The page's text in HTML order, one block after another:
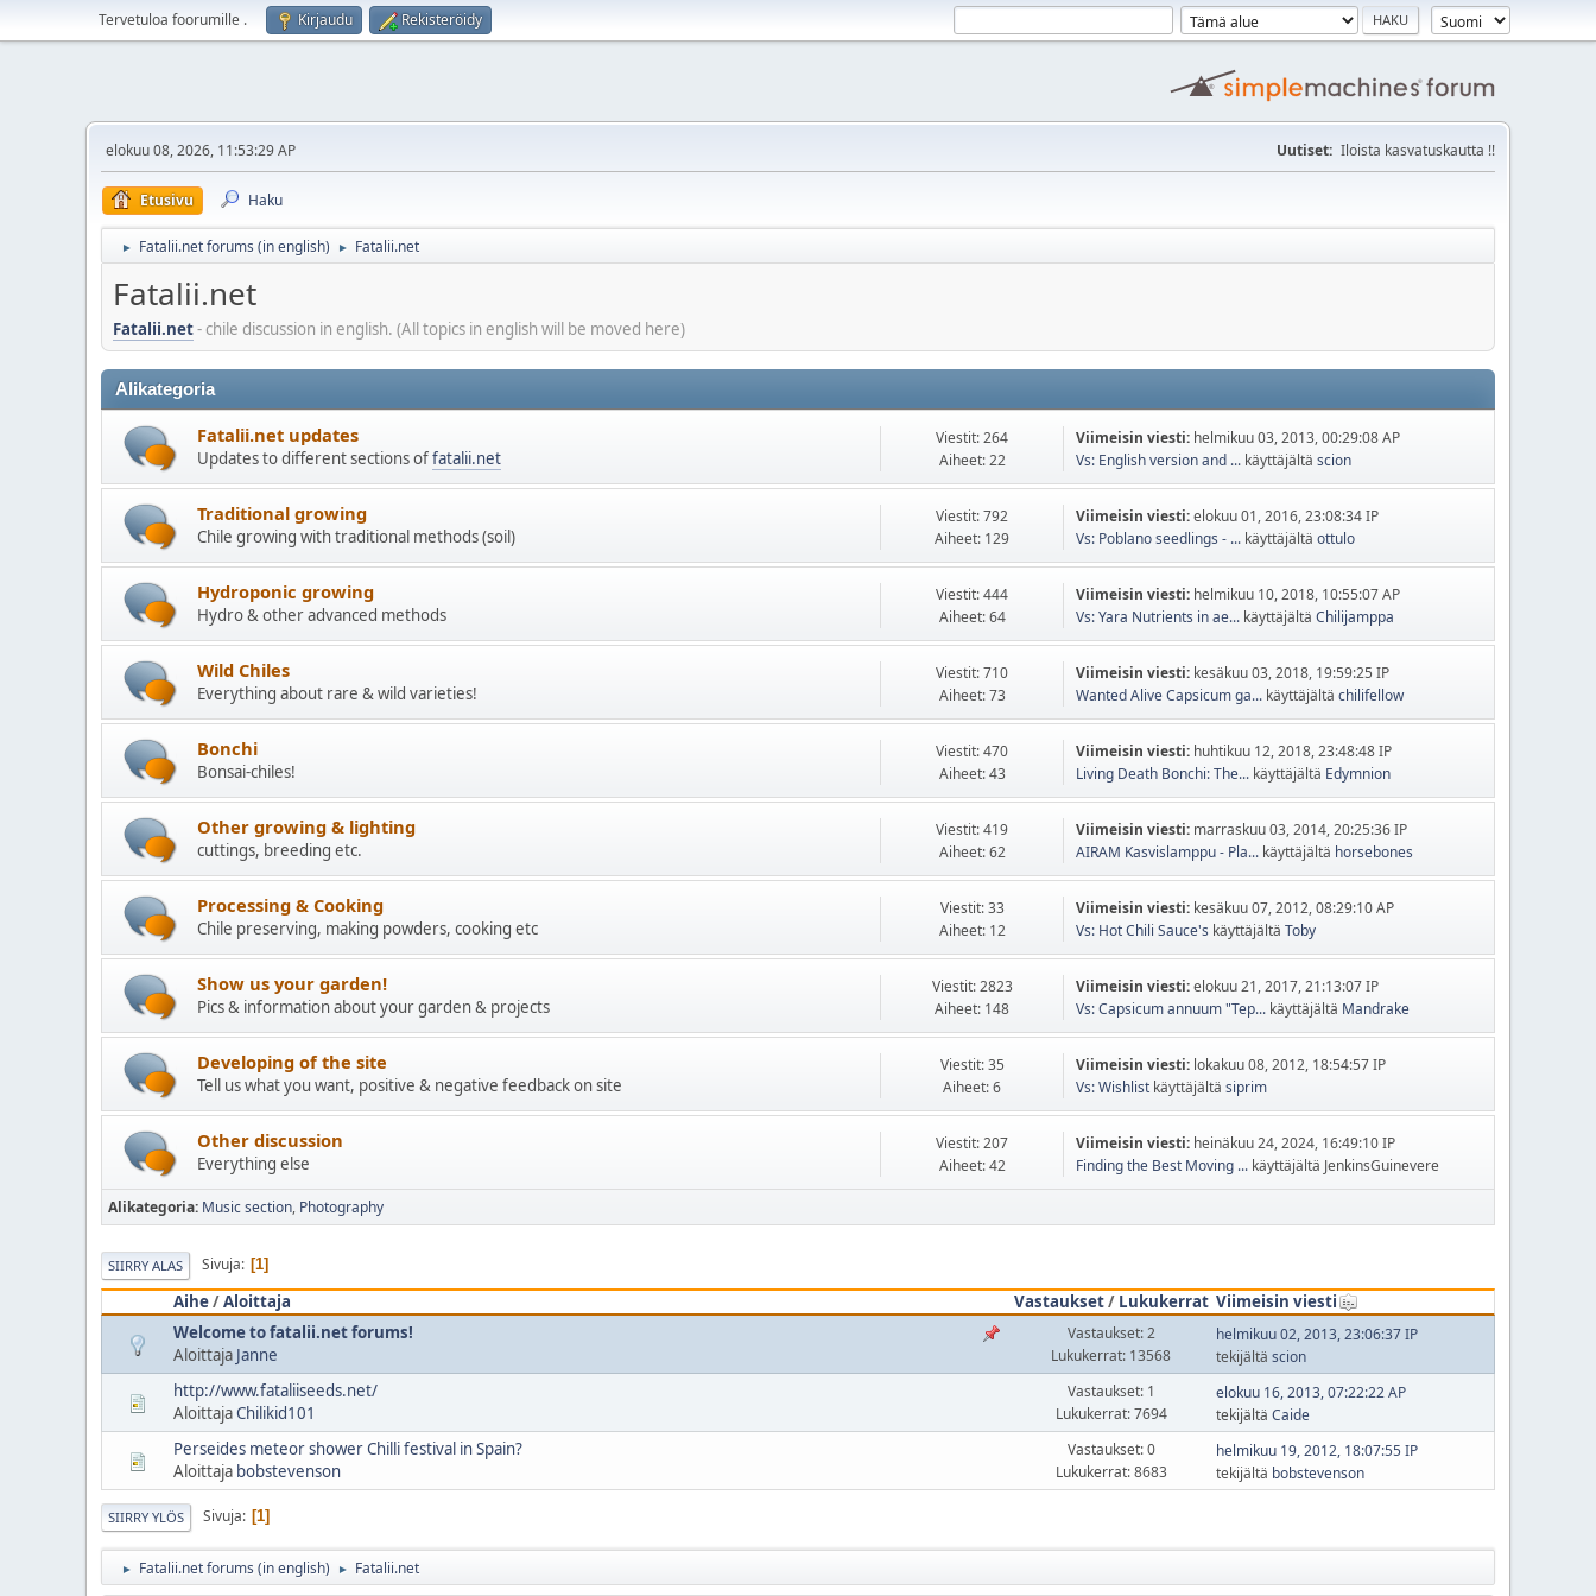
Tervetuloa foorumille . Kirjaudu Rekisteröidy
elokuu 08, 2026, 11:53:29 AP Uutiset: Iloista kasvatuskautta !!
Etusivu Haku
► Fatalii.net forums (in english) ► Fatalii.net
Fatalii.net
Fatalii.net- chile discussion in english. (All topics in english will be moved here)
Alikategoria
Fatalii.net updates
Updates to different sections offatalii.net
Viestit: 264
Aiheet: 22
Viimeisin viesti: helmikuu 03, 2013, 00:29:08 AP
Vs: English version and ... käyttäjältäscion
Traditional growing
Chile growing with traditional methods (soil)
Viestit: 792
Aiheet: 129
Viimeisin viesti:elokuu 01, 2016, 23:08:34 IP
Vs: Poblano seedlings - ... käyttäjältäottulo
Hydroponic growing
Hydro & other advanced methods
Viestit: 444
Aiheet: 64
Viimeisin viesti: helmikuu 10, 2018, 10:55:07 AP
Vs: Yara Nutrients in ae... käyttäjältäChilijamppa
Wild Chiles
Everything about rare & wild varieties!
Viestit: 710
Aiheet: 73
Viimeisin viesti: kesäkuu 03, 2018, 19:59:25 IP
Wanted Alive Capsicum ga... käyttäjältächilifellow
Bonchi
Bonsai-chiles!
Viestit: 470
Aiheet: 43
Viimeisin viesti: huhtikuu 12, 2018, 23:48:48 IP
Living Death Bonchi: The... käyttäjältä Edymnion
Other growing & lighting
cuttings, breeding etc.
Viestit: 419
Aiheet: 62
Viimeisin viesti: marraskuu 03, 2014, 20:25:36 IP
AIRAM Kasvislamppu - Pla... käyttäjältä horsebones
Processing & Cooking
Chile preserving, making powders, cooking etc
Viestit: 33
Aiheet: 12
Viimeisin viesti: kesäkuu 07, 2012, 08:29:10 AP
Vs: Hot Chili Sauce's käyttäjältäToby
Show us your garden!
Pics & information about your garden & projects
Viestit: 2823
Aiheet: 148
Viimeisin viesti:elokuu 21, 2017, 21:13:07 IP
Vs: Capsicum annuum "Tep... käyttäjältä Mandrake
Developing of the site
Tell us what you want, positive & negative feedback on site
Viestit: 35
Aiheet: 6
Viimeisin viesti: lokakuu 08, 2012, 18:54:57 IP
Vs: Wishlist käyttäjältäsiprim
Other discussion
Everything else
Viestit: 207
Aiheet: 42
Viimeisin viesti: heinäkuu 24, 2024, 16:49:10 IP
Finding the Best Moving ... käyttäjältä JenkinsGuinevere
Alikategoria Music section Photography
SIIRRY ALAS Sivuja 1
Aihe/Aloittaja Vastaukset/ Lukukerrat Viimeisin viesti
Welcome to fatalii.net forums!
Aloittaja Janne
Vastaukset: 2
Lukukerrat: 13568
helmikuu 02, 2013, 23:06:37 IP
tekijältä scion
http://www.fataliiseeds.net/
AloittajaChilikid101
Vastaukset: 1
Lukukerrat: 7694
elokuu 16, 2013, 07:22:22 AP
tekijältä Caide
Perseides meteor shower Chilli festival in Spain?
Aloittaja bobstevenson
Vastaukset: 0
Lukukerrat: 8683
helmikuu 19, 2012, 18:07:55 IP
tekijältä bobstevenson
SIIRRY YLÖS Sivuja 1
► Fatalii.net forums (in english) ► Fatalii.net